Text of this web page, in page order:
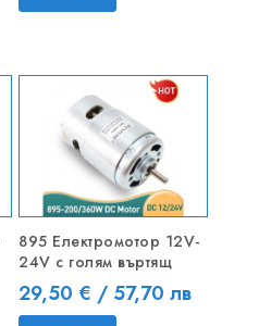
895 Електромотор 12V-
24V с голям въртящ
Цена
29,50 € / 57,70 лв